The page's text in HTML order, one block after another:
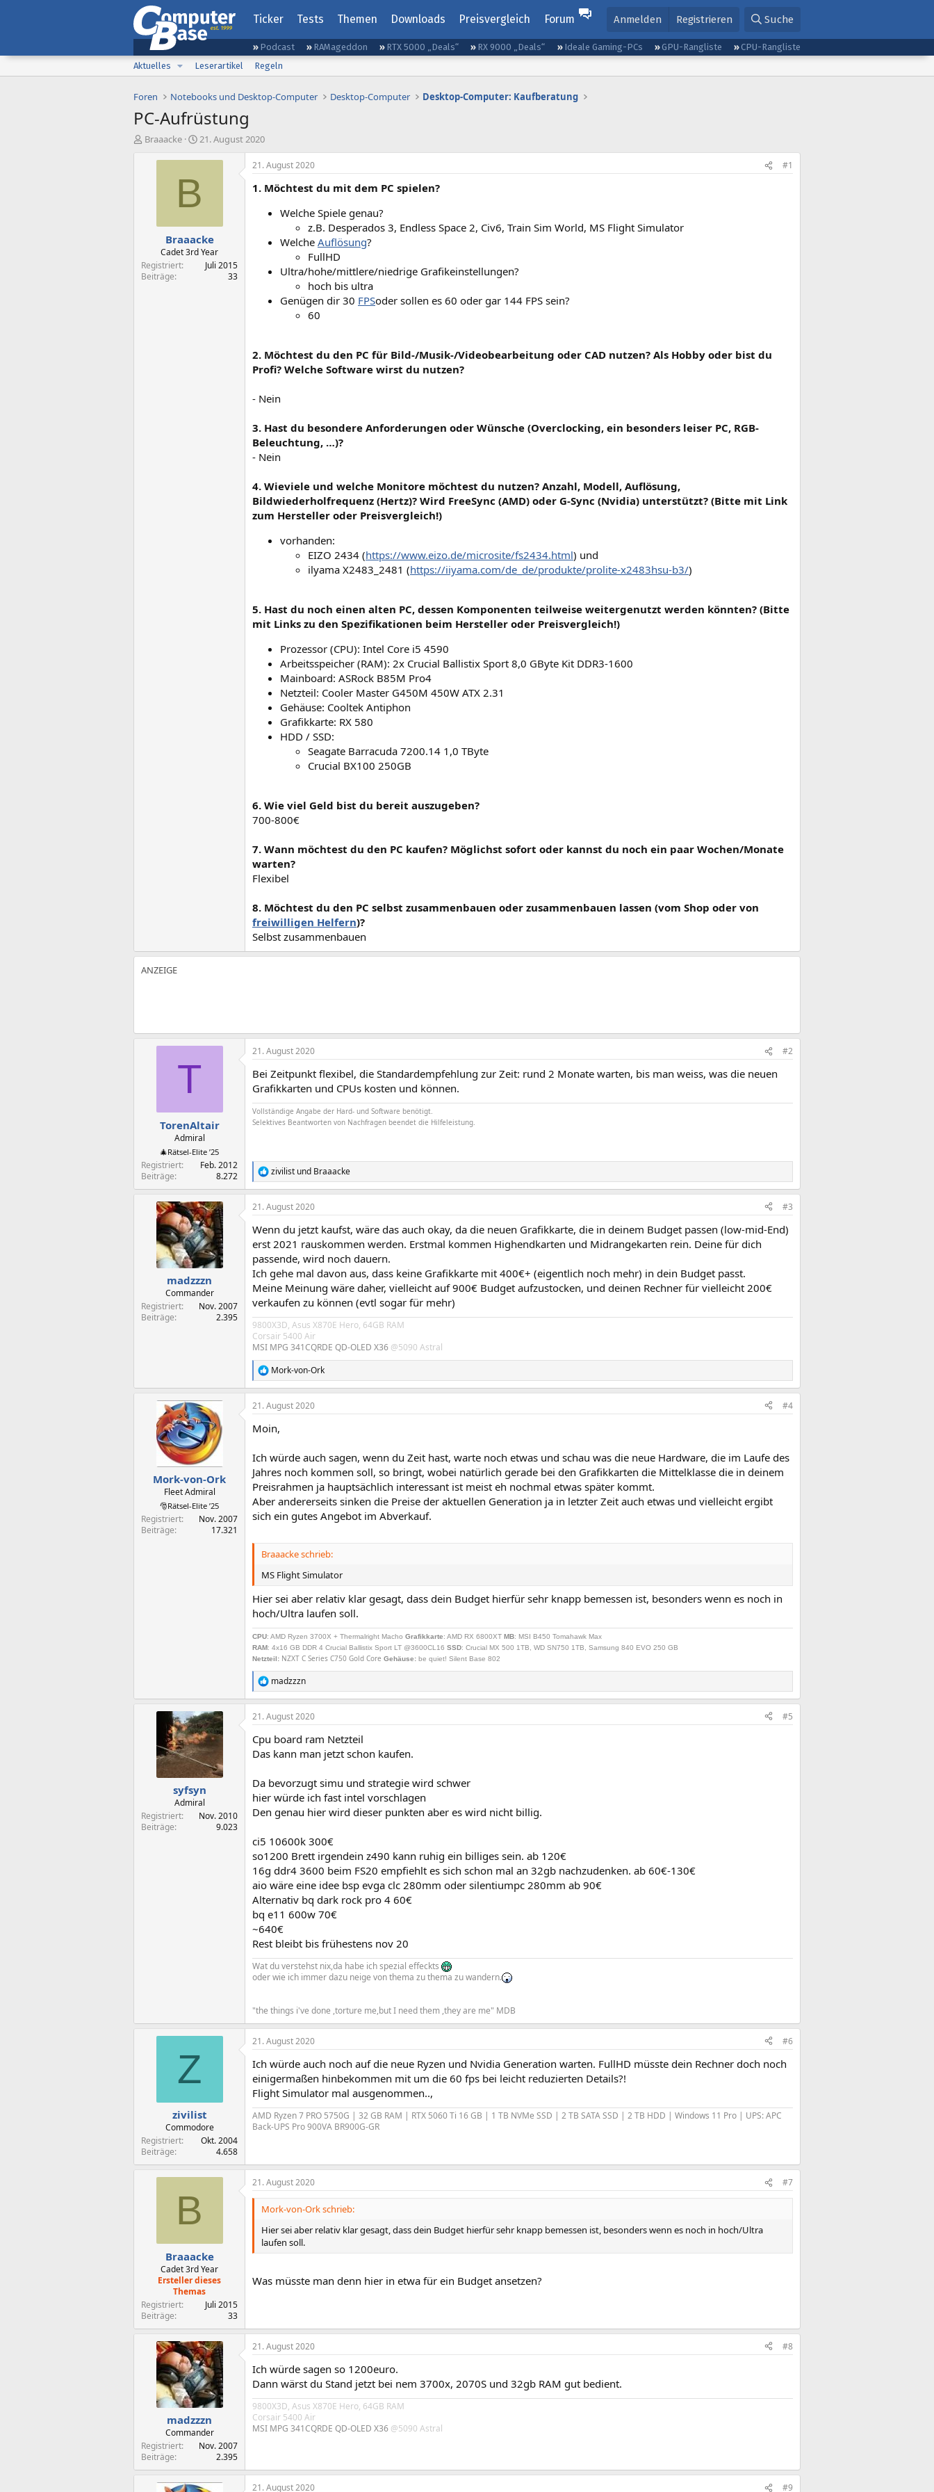
Ticker Tests Themen Downloads Preisvergleich Forum Anmelden Registrieren Suche
Podcast RAMageddon RTX 5000 „Deals“ RX 9000 „Deals“ Ideale Gaming-PCs GPU-Rangliste
CPU-Rangliste
Aktuelles
Leserartikel Regeln
Foren Notebooks und Desktop-Computer Desktop-Computer Desktop-Computer: Kaufberatung
PC-Aufrüstung
E
Braaacke
E
s
e
l
t
a
m
21. August 2020
B
Braaacke
Cadet 3rd Year
Registriert
Juli 2015
Beiträge
33
21. August 2020 #1
1. Möchtest du mit dem PC spielen?
Welche Spiele genau?
z.B. Desperados 3, Endless Space 2, Civ6, Train Sim World, MS Flight Simulator
Welche Auflösung?
FullHD
Ultra/hohe/mittlere/niedrige Grafikeinstellungen?
hoch bis ultra
Genügen dir 30 FPSoder sollen es 60 oder gar 144 FPS sein?
60
2. Möchtest du den PC für Bild-/Musik-/Videobearbeitung oder CAD nutzen? Als Hobby oder bist du
Profi? Welche Software wirst du nutzen?
- Nein
3. Hast du besondere Anforderungen oder Wünsche (Overclocking, ein besonders leiser PC, RGB-
Beleuchtung, …)?
- Nein
4. Wieviele und welche Monitore möchtest du nutzen? Anzahl, Modell, Auflösung,
Bildwiederholfrequenz (Hertz)? Wird FreeSync (AMD) oder G-Sync (Nvidia) unterstützt? (Bitte mit Link
zum Hersteller oder Preisvergleich!)
vorhanden:
EIZO 2434 (https://www.eizo.de/microsite/fs2434.html) und
ilyama X2483_2481 (https://iiyama.com/de_de/produkte/prolite-x2483hsu-b3/)
5. Hast du noch einen alten PC, dessen Komponenten teilweise weitergenutzt werden könnten? (Bitte
mit Links zu den Spezifikationen beim Hersteller oder Preisvergleich!)
Prozessor (CPU): Intel Core i5 4590
Arbeitsspeicher (RAM): 2x Crucial Ballistix Sport 8,0 GByte Kit DDR3-1600
Mainboard: ASRock B85M Pro4
Netzteil: Cooler Master G450M 450W ATX 2.31
Gehäuse: Cooltek Antiphon
Grafikkarte: RX 580
HDD / SSD:
Seagate Barracuda 7200.14 1,0 TByte
Crucial BX100 250GB
6. Wie viel Geld bist du bereit auszugeben?
700-800€
7. Wann möchtest du den PC kaufen? Möglichst sofort oder kannst du noch ein paar Wochen/Monate
warten?
Flexibel
8. Möchtest du den PC selbst zusammenbauen oder zusammenbauen lassen (vom Shop oder von
freiwilligen Helfern)?
Selbst zusammenbauen
T
TorenAltair
Admiral
🎄Rätsel-Elite ’25
Registriert
Feb. 2012
Beiträge
8.272
21. August 2020 #2
Bei Zeitpunkt flexibel, die Standardempfehlung zur Zeit: rund 2 Monate warten, bis man weiss, was die neuen
Grafikkarten und CPUs kosten und können.
Vollständige Angabe der Hard- und Software benötigt.
Selektives Beantworten von Nachfragen beendet die Hilfeleistung.
R
e
a
k
i
o
e
n
:
zivilist und Braaacke
madzzzn
Commander
Registriert
Nov. 2007
Beiträge
2.395
21. August 2020 #3
Wenn du jetzt kaufst, wäre das auch okay, da die neuen Grafikkarte, die in deinem Budget passen (low-mid-End)
erst 2021 rauskommen werden. Erstmal kommen Highendkarten und Midrangekarten rein. Deine für dich
passende, wird noch dauern.
Ich gehe mal davon aus, dass keine Grafikkarte mit 400€+ (eigentlich noch mehr) in dein Budget passt.
Meine Meinung wäre daher, vielleicht auf 900€ Budget aufzustocken, und deinen Rechner für vielleicht 200€
verkaufen zu können (evtl sogar für mehr)
9800X3D, Asus X870E Hero, 64GB RAM
Corsair 5400 Air
MSI MPG 341CQRDE QD-OLED X36 @5090 Astral
R
e
a
k
i
n
e
n
:
Mork-von-Ork
Mork-von-Ork
Fleet Admiral
🎅Rätsel-Elite ’25
Registriert
Nov. 2007
Beiträge
17.321
21. August 2020 #4
Moin,
Ich würde auch sagen, wenn du Zeit hast, warte noch etwas und schau was die neue Hardware, die im Laufe des
Jahres noch kommen soll, so bringt, wobei natürlich gerade bei den Grafikkarten die Mittelklasse die in deinem
Preisrahmen ja hauptsächlich interessant ist meist eh nochmal etwas später kommt.
Aber andererseits sinken die Preise der aktuellen Generation ja in letzter Zeit auch etwas und vielleicht ergibt
sich ein gutes Angebot im Abverkauf.
Braaacke schrieb:
MS Flight Simulator
Hier sei aber relativ klar gesagt, dass dein Budget hierfür sehr knapp bemessen ist, besonders wenn es noch in
hoch/Ultra laufen soll.
CPU: AMD Ryzen 3700X + Thermalright Macho Grafikkarte: AMD RX 6800XT MB: MSI B450 Tomahawk Max
RAM: 4x16 GB DDR 4 Crucial Ballistix Sport LT @3600CL16 SSD: Crucial MX 500 1TB, WD SN750 1TB, Samsung 840 EVO 250 GB
Netzteil: NZXT C Series C750 Gold Core Gehäuse: be quiet! Silent Base 802
R
e
a
k
i
o
n
:
madzzzn
syfsyn
Admiral
Registriert
Nov. 2010
Beiträge
9.023
21. August 2020 #5
Cpu board ram Netzteil
Das kann man jetzt schon kaufen.
Da bevorzugt simu und strategie wird schwer
hier würde ich fast intel vorschlagen
Den genau hier wird dieser punkten aber es wird nicht billig.
ci5 10600k 300€
so1200 Brett irgendein z490 kann ruhig ein billiges sein. ab 120€
16g ddr4 3600 beim FS20 empfiehlt es sich schon mal an 32gb nachzudenken. ab 60€-130€
aio wäre eine idee bsp evga clc 280mm oder silentiumpc 280mm ab 90€
Alternativ bq dark rock pro 4 60€
bq e11 600w 70€
~640€
Rest bleibt bis frühestens nov 20
Wat du verstehst nix,da habe ich spezial effeckts
oder wie ich immer dazu neige von thema zu thema zu wandern.
"the things i've done ,torture me,but I need them ,they are me" MDB
Z
zivilist
Commodore
Registriert
Okt. 2004
Beiträge
4.658
21. August 2020 #6
Ich würde auch noch auf die neue Ryzen und Nvidia Generation warten. FullHD müsste dein Rechner doch noch
einigermaßen hinbekommen mit um die 60 fps bei leicht reduzierten Details?!
Flight Simulator mal ausgenommen..,
AMD Ryzen 7 PRO 5750G | 32 GB RAM | RTX 5060 Ti 16 GB | 1 TB NVMe SSD | 2 TB SATA SSD | 2 TB HDD | Windows 11 Pro | UPS: APC
Back-UPS Pro 900VA BR900G-GR
B
Braaacke
Cadet 3rd Year
Ersteller dieses
Themas
Registriert
Juli 2015
Beiträge
33
21. August 2020 #7
Mork-von-Ork schrieb:
Hier sei aber relativ klar gesagt, dass dein Budget hierfür sehr knapp bemessen ist, besonders wenn es noch in hoch/Ultra
laufen soll.
Was müsste man denn hier in etwa für ein Budget ansetzen?
madzzzn
Commander
Registriert
Nov. 2007
Beiträge
2.395
21. August 2020 #8
Ich würde sagen so 1200euro.
Dann wärst du Stand jetzt bei nem 3700x, 2070S und 32gb RAM gut bedient.
9800X3D, Asus X870E Hero, 64GB RAM
Corsair 5400 Air
MSI MPG 341CQRDE QD-OLED X36 @5090 Astral
21. August 2020 #9